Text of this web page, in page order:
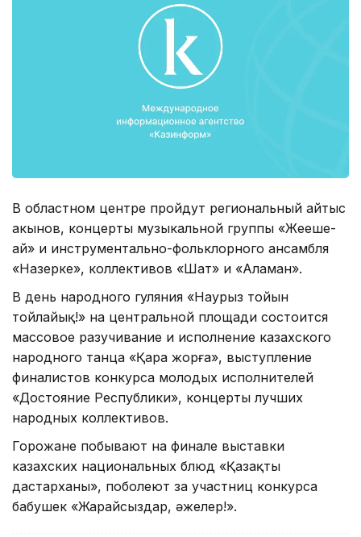
В областном центре пройдут региональный айтыс
акынов, концерты музыкальной группы «Жеңеше-
ай» и инструментально-фольклорного ансамбля
«Назерке», коллективов «Шат» и «Аламан».
В день народного гуляния «Наурыз тойын
тойлайық!» на центральной площади состоится
массовое разучивание и исполнение казахского
народного танца «Қара жорға», выступление
финалистов конкурса молодых исполнителей
«Достояние Республики», концерты лучших
народных коллективов.
Горожане побывают на финале выставки
казахских национальных блюд «Қазақтың
дастарханы», поболеют за участниц конкурса
бабушек «Жарайсыздар, әжелер!».